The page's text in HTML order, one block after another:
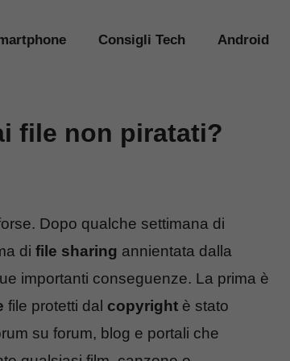
Consigli Tech Android
file non piratati?
Dopo qualche settimana di
di file sharing annientata dalla
importanti conseguenze. La prima è
file protetti dal copyright è stato
su forum, blog e portali che